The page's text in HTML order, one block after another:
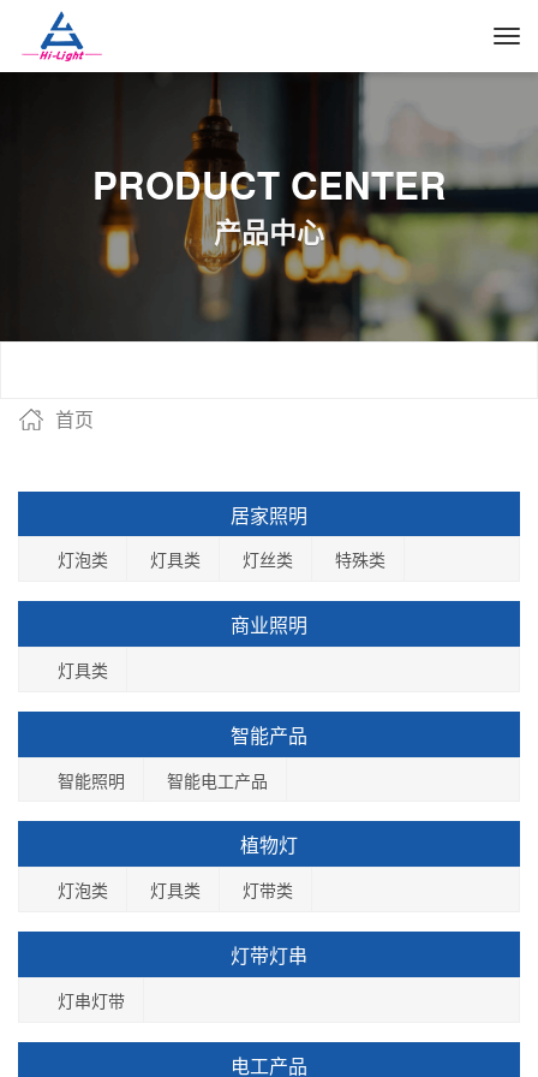
PRODUCT CENTER
产品中心
首页
居家照明
灯泡类 灯具类 灯丝类 特殊类
商业照明
灯具类
智能产品
智能照明 智能电工产品
植物灯
灯泡类 灯具类 灯带类
灯带灯串
灯串灯带
电工产品